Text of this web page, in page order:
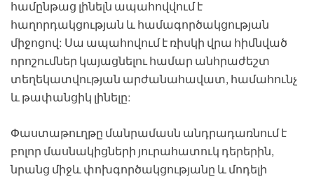
համընթաց լինելն ապահովվում է
հաղորդակցության և համագործակցության
միջոցով: Սա ապահովում է ռիսկի վրա հիմնված
որոշումներ կայացնելու համար անհրաժեշտ
տեղեկատվության արժանահավատ, համահունչ
և թափանցիկ լինելը:
Փաստաթուղթը մանրամասն անդրադառնում է
բոլոր մասնակիցների յուրահատուկ դերերին,
նրանց միջև փոխգործակցությանը և մոդելի